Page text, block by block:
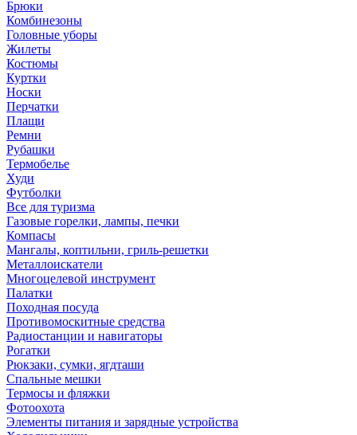
Брюки
Комбинезоны
Головные уборы
Жилеты
Костюмы
Куртки
Носки
Перчатки
Плащи
Ремни
Рубашки
Термобелье
Худи
Футболки
Все для туризма
Газовые горелки, лампы, печки
Компасы
Мангалы, коптильни, гриль-решетки
Металлоискатели
Многоцелевой инструмент
Палатки
Походная посуда
Противомоскитные средства
Радиостанции и навигаторы
Рогатки
Рюкзаки, сумки, ягдташи
Спальные мешки
Термосы и фляжки
Фотоохота
Элементы питания и зарядные устройства